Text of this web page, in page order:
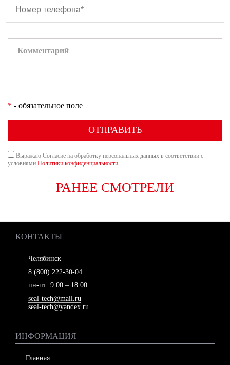
* - обязательное поле
ОТПРАВИТЬ
Выражаю Согласие на обработку персональных данных в соответствии с
условиями Политики конфиденциальности
РАНЕЕ СМОТРЕЛИ
КОНТАКТЫ
Челябинск
8 (800) 222-30-04
пн-пт: 9:00 – 18:00
seal-tech@mail.ru
seal-tech@yandex.ru
ИНФОРМАЦИЯ
Главная